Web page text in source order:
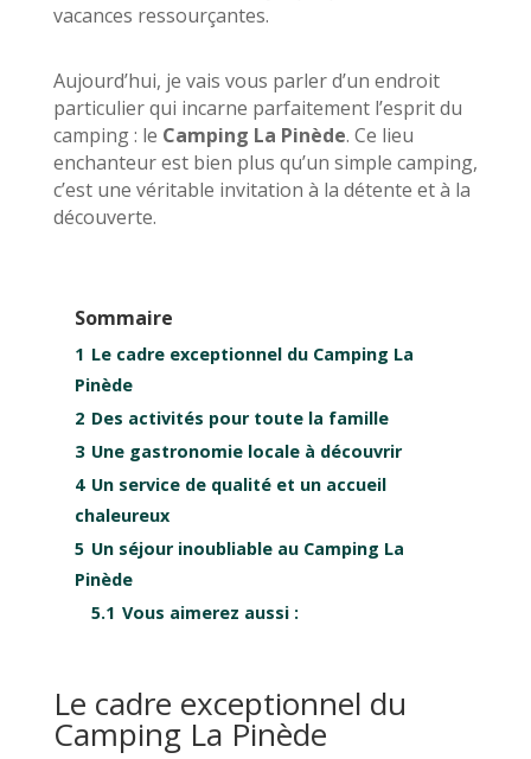
vacances ressourçantes.
Aujourd’hui, je vais vous parler d’un endroit
particulier qui incarne parfaitement l’esprit du
camping : le Camping La Pinède. Ce lieu
enchanteur est bien plus qu’un simple camping,
c’est une véritable invitation à la détente et à la
découverte.
Sommaire
1 Le cadre exceptionnel du Camping La
Pinède
2 Des activités pour toute la famille
3 Une gastronomie locale à découvrir
4 Un service de qualité et un accueil
chaleureux
5 Un séjour inoubliable au Camping La
Pinède
5.1 Vous aimerez aussi :
Le cadre exceptionnel du
Camping La Pinède